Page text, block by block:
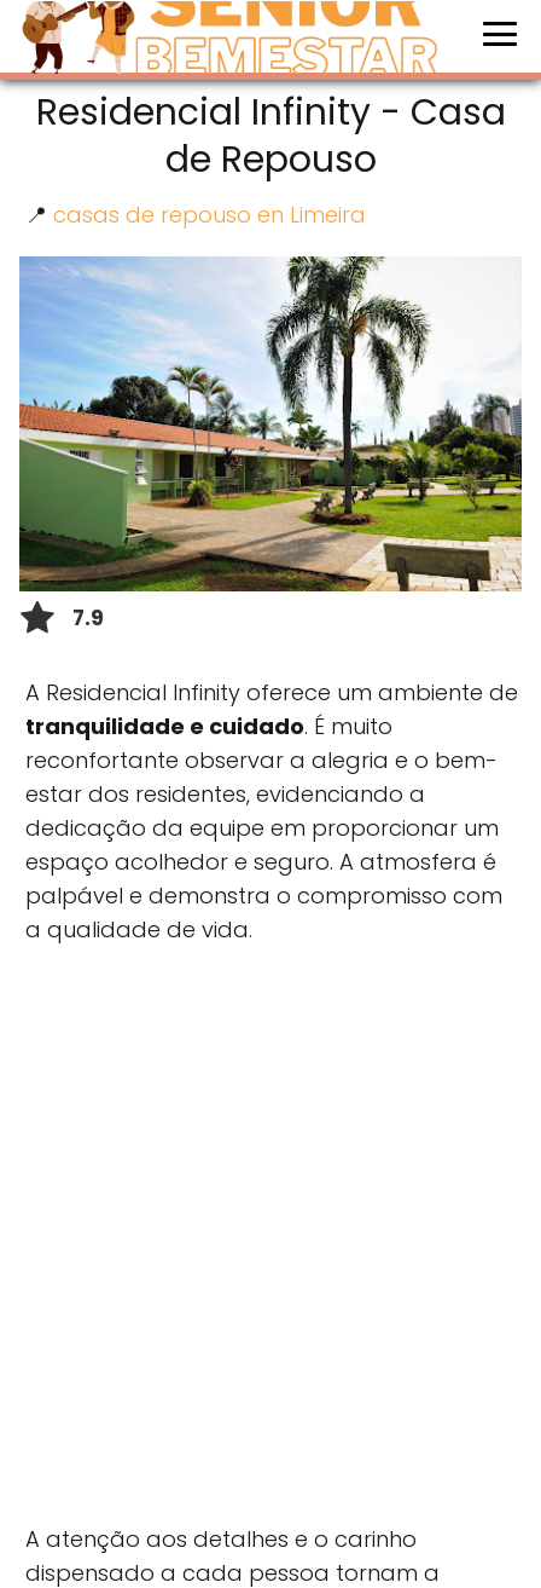
Residencial Infinity - Casa
de Repouso
📍 casas de repouso en Limeira
7.9
A Residencial Infinity oferece um ambiente de
tranquilidade e cuidado. É muito
reconfortante observar a alegria e o bem-
estar dos residentes, evidenciando a
dedicação da equipe em proporcionar um
espaço acolhedor e seguro. A atmosfera é
palpável e demonstra o compromisso com
a qualidade de vida.
A atenção aos detalhes e o carinho
dispensado a cada pessoa tornam a